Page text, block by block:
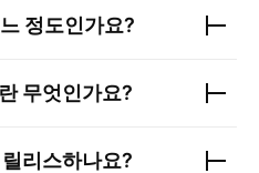
정도인가요?
무엇인가요?
리스하나요?